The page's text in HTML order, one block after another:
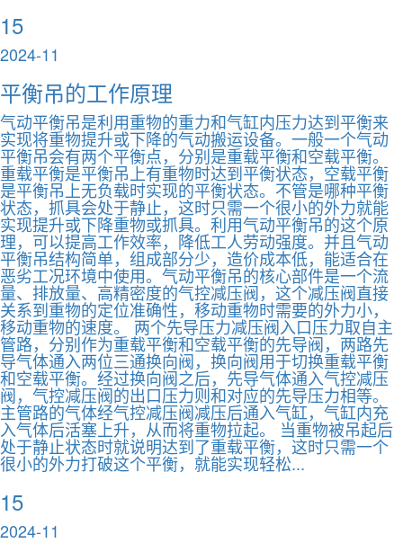
15
2024-11
平衡吊的工作原理
气动平衡吊是利用重物的重力和气缸内压力达到平衡来
实现将重物提升或下降的气动搬运设备。一般一个气动
平衡吊会有两个平衡点，分别是重载平衡和空载平衡。
重载平衡是平衡吊上有重物时达到平衡状态，空载平衡
是平衡吊上无负载时实现的平衡状态。不管是哪种平衡
状态，抓具会处于静止，这时只需一个很小的外力就能
实现提升或下降重物或抓具。利用气动平衡吊的这个原
理，可以提高工作效率，降低工人劳动强度。并且气动
平衡吊结构简单，组成部分少，造价成本低，能适合在
恶劣工况环境中使用。气动平衡吊的核心部件是一个流
量、排放量、高精密度的气控减压阀，这个减压阀直接
关系到重物的定位准确性，移动重物时需要的外力小，
移动重物的速度。 两个先导压力减压阀入口压力取自主
管路，分别作为重载平衡和空载平衡的先导阀，两路先
导气体通入两位三通换向阀，换向阀用于切换重载平衡
和空载平衡。经过换向阀之后，先导气体通入气控减压
阀，气控减压阀的出口压力则和对应的先导压力相等。
主管路的气体经气控减压阀减压后通入气缸，气缸内充
入气体后活塞上升，从而将重物拉起。 当重物被吊起后
处于静止状态时就说明达到了重载平衡，这时只需一个
很小的外力打破这个平衡，就能实现轻松...
15
2024-11